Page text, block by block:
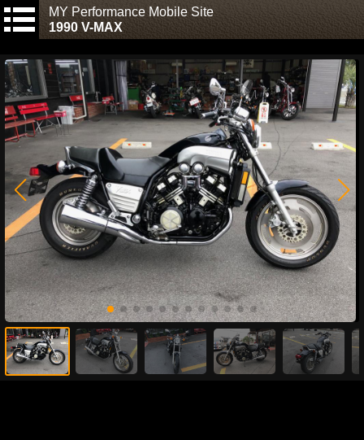
MY Performance Mobile Site
1990 V-MAX